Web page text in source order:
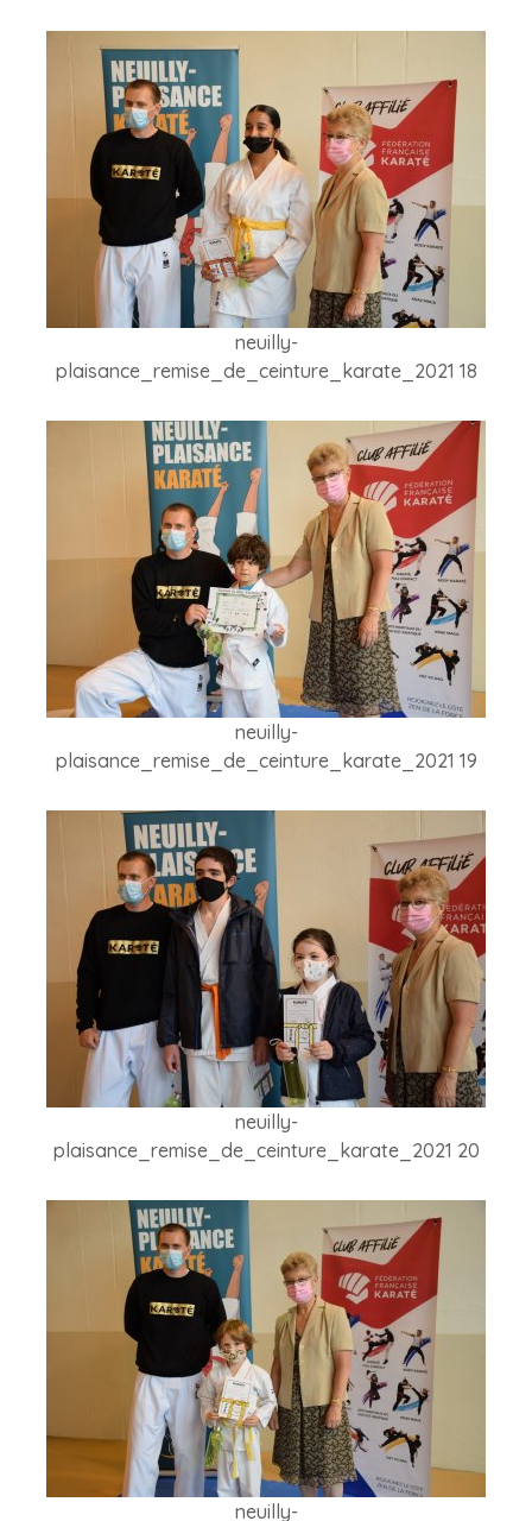
neuilly-
plaisance_remise_de_ceinture_karate_2021 18
neuilly-
plaisance_remise_de_ceinture_karate_2021 19
neuilly-
plaisance_remise_de_ceinture_karate_2021 20
neuilly-